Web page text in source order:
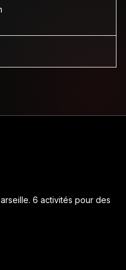
6 activités pour des